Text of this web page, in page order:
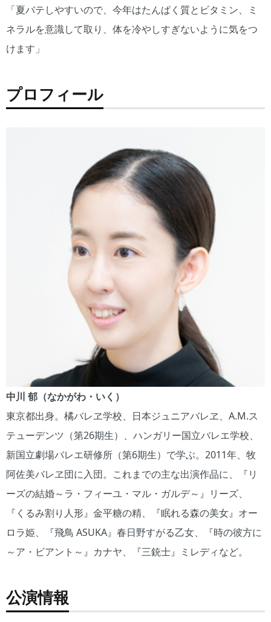
「夏バテしやすいので、今年はたんぱく質とビタミン、ミ
ネラルを意識して取り、体を冷やしすぎないように気をつ
けます」
プロフィール
中川 郁（なかがわ・いく）
東京都出身。橘バレヱ学校、日本ジュニアバレヱ、A.M.ス
テューデンツ（第26期生）、ハンガリー国立バレエ学校、
新国立劇場バレエ研修所（第6期生）で学ぶ。2011年、牧
阿佐美バレヱ団に入団。これまでの主な出演作品に、『リ
ーズの結婚～ラ・フィーユ・マル・ガルデ～』リーズ、
『くるみ割り人形』金平糖の精、『眠れる森の美女』オー
ロラ姫、『飛鳥 ASUKA』春日野すがる乙女、『時の彼方に
～ア・ビアント～』カナヤ、『三銃士』ミレディなど。
公演情報